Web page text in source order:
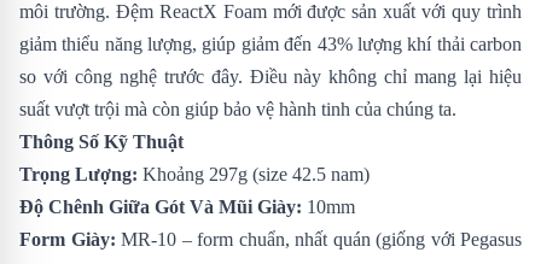
môi trường. Đệm ReactX Foam mới được sản xuất với quy trình
giảm thiểu năng lượng, giúp giảm đến 43% lượng khí thải carbon
so với công nghệ trước đây. Điều này không chỉ mang lại hiệu
suất vượt trội mà còn giúp bảo vệ hành tinh của chúng ta.
Thông Số Kỹ Thuật
Trọng Lượng: Khoảng 297g (size 42.5 nam)
Độ Chênh Giữa Gót Và Mũi Giày: 10mm
Form Giày: MR-10 – form chuẩn, nhất quán (giống với Pegasus